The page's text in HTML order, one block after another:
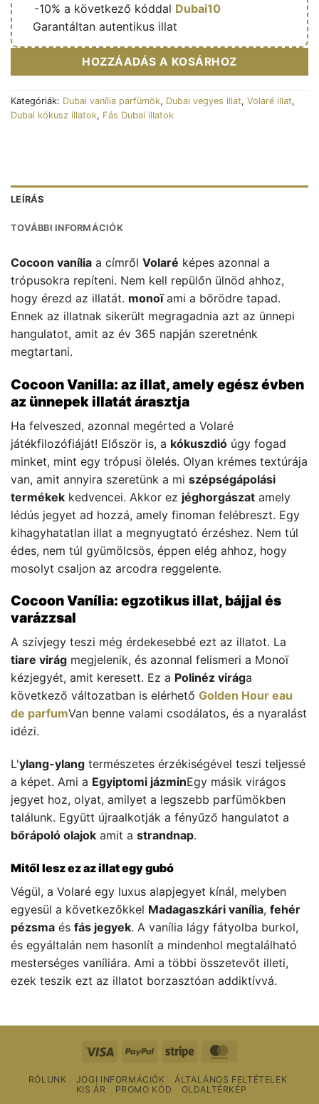
-10% a következő kóddal Dubai10
Garantáltan autentikus illat
HOZZÁADÁS A KOSÁRHOZ
Kategóriák: Dubai vanília parfümök, Dubai vegyes illat, Volaré illat,
Dubai kókusz illatok, Fás Dubai illatok
LEÍRÁS
TOVÁBBI INFORMÁCIÓK
Cocoon vanília a címről Volaré képes azonnal a
trópusokra repíteni. Nem kell repülőn ülnöd ahhoz,
hogy érezd az illatát. monoïami a bőrödre tapad.
Ennek az illatnak sikerült megragadnia azt az ünnepi
hangulatot, amit az év 365 napján szeretnénk
megtartani.
Cocoon Vanilla: az illat, amely egész évben
az ünnepek illatát árasztja
Ha felveszed, azonnal megérted a Volaré
játékfilozófiáját! Először is, a kókuszdió úgy fogad
minket, mint egy trópusi ölelés. Olyan krémes textúrája
van, amit annyira szeretünk a mi szépségápolási
termékek kedvencei. Akkor ez jéghorgászat amely
lédús jegyet ad hozzá, amely finoman felébreszt. Egy
kihagyhatatlan illat a megnyugtató érzéshez. Nem túl
édes, nem túl gyümölcsös, éppen elég ahhoz, hogy
mosolyt csaljon az arcodra reggelente.
Cocoon Vanília: egzotikus illat, bájjal és
varázzsal
A szívjegy teszi még érdekesebbé ezt az illatot. La
tiare virág megjelenik, és azonnal felismeri a Monoï
kézjegyét, amit keresett. Ez a Polinéz virága
következő változatban is elérhető Golden Hour eau
de parfumVan benne valami csodálatos, és a nyaralást
idézi.
L'ylang-ylang természetes érzékiségével teszi teljessé
a képet. Ami a Egyiptomi jázminEgy másik virágos
jegyet hoz, olyat, amilyet a legszebb parfümökben
találunk. Együtt újraalkotják a fényűző hangulatot a
bőrápoló olajok amit a strandnap.
Mitől lesz ez az illat egy gubó
Végül, a Volaré egy luxus alapjegyet kínál, melyben
egyesül a következőkkel Madagaszkári vanília, fehér
pézsma és fás jegyek. A vanília lágy fátyolba burkol,
és egyáltalán nem hasonlít a mindenhol megtalálható
mesterséges vaníliára. Ami a többi összetevőt illeti,
ezek teszik ezt az illatot borzasztóan addiktívvá.
Vízum PayPal Csíkos
RÓLUNK JOGI INFORMÁCIÓK
ÁLTALÁNOS FELTÉTELEK
KIS ÁR
PROMO KÓD OLDALTÉRKÉP